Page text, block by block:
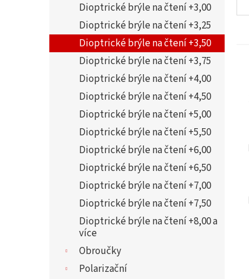
Dioptrické brýle na čtení +3,00
Dioptrické brýle na čtení +3,25
Dioptrické brýle na čtení +3,50
Dioptrické brýle na čtení +3,75
Dioptrické brýle na čtení +4,00
Dioptrické brýle na čtení +4,50
Dioptrické brýle na čtení +5,00
Dioptrické brýle na čtení +5,50
Dioptrické brýle na čtení +6,00
Dioptrické brýle na čtení +6,50
Dioptrické brýle na čtení +7,00
Dioptrické brýle na čtení +7,50
Dioptrické brýle na čtení +8,00 a
více
Obroučky
Polarizační